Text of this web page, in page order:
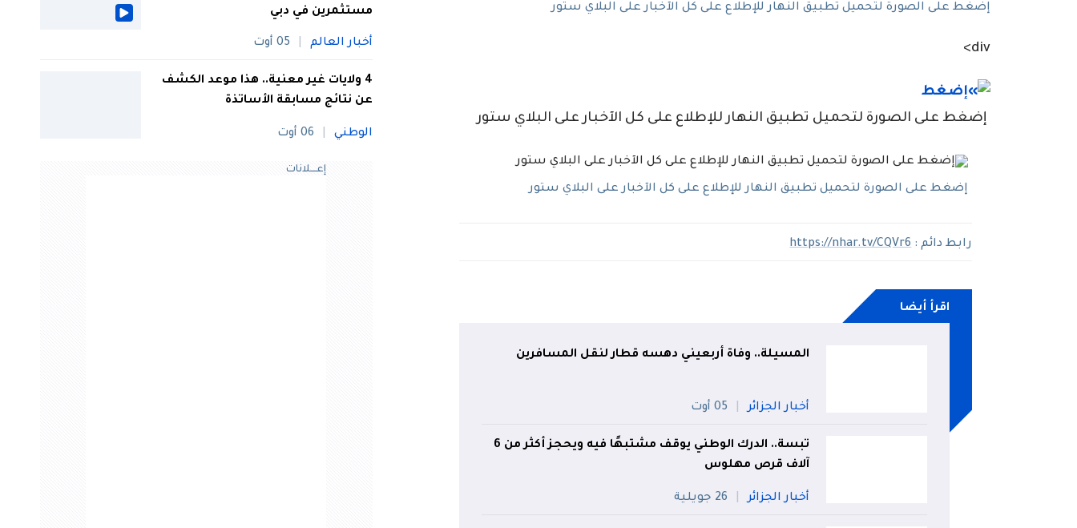
إضغط على الصورة لتحميل تطبيق النهار للإطلاع على كل الآخبار على البلاي ستور
div>
إضغط على الصورة لتحميل تطبيق النهار للإطلاع على كل الآخبار على البلاي ستور
إضغط على الصورة لتحميل تطبيق النهار للإطلاع على كل الآخبار على البلاي ستور
رابط دائم :https://nhar.tv/CQVr6
اقرأ أيضا
المسيلة.. وفاة أربعيني دهسه قطار لنقل المسافرين
أخبار الجزائر 05 أوت
تبسة.. الدرك الوطني يوقف مشتبهًا فيه ويحجز أكثر من 6
آلاف قرص مهلوس
أخبار الجزائر 26 جويلية
مستثمرين في دبي
أخبار العالم 05 أوت
4 ولايات غير معنية.. هذا موعد الكشف
عن نتائج مسابقة الأساتذة
الوطني 06 أوت
إعــــلانات